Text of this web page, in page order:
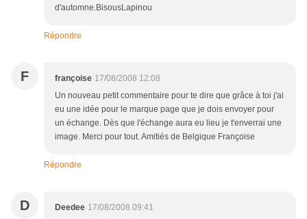
d'automne.BisousLapinou
Répondre
F françoise 17/08/2008 12:08
Un nouveau petit commentaire pour te dire que grâce à toi j'ai
eu une idée pour le marque page que je dois envoyer pour
un échange. Dès que l'échange aura eu lieu je t'enverrai une
image. Merci pour tout. Amitiés de Belgique Françoise
Répondre
D Deedee 17/08/2008 09:41